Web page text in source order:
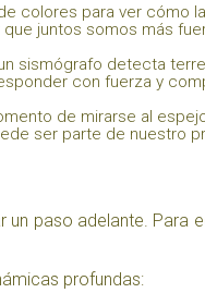
colores para ver cómo
juntos somos más
sismógrafo detecta
con fuerza y
de mirarse al
ser parte de nuestro
paso adelante. Para
profundas: